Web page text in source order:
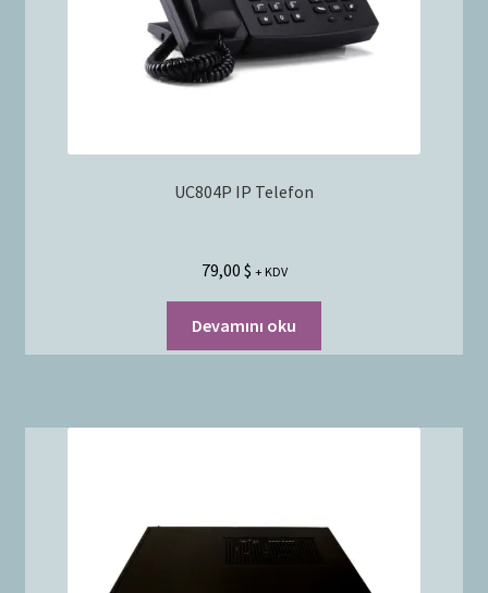
UC804P IP Telefon
79,00 $ + KDV
Devamını oku